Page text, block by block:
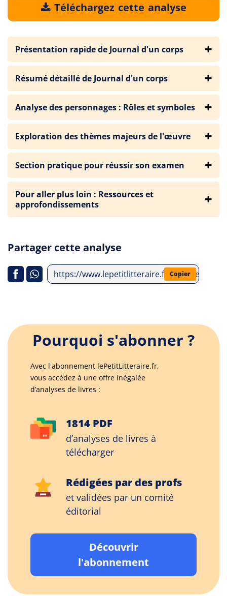
Téléchargez cette analyse
Présentation rapide de Journal d'un corps
Résumé détaillé de Journal d'un corps
Analyse des personnages : Rôles et symboles
Exploration des thèmes majeurs de l'œuvre
Section pratique pour réussir son examen
Pour aller plus loin : Ressources et
approfondissements
Partager cette analyse
https://www.lepetitlitteraire.fr/analyses-
Copier
Pourquoi s'abonner ?
Avec l'abonnement lePetitLitteraire.fr,
vous accédez à une offre inégalée
d’analyses de livres :
1814 PDF
d’analyses de livres à
télécharger
Rédigées par des profs
et validées par un comité
éditorial
Découvrir
l'abonnement